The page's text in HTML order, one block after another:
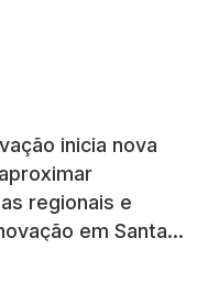
inicia nova
regionais e
em Santa